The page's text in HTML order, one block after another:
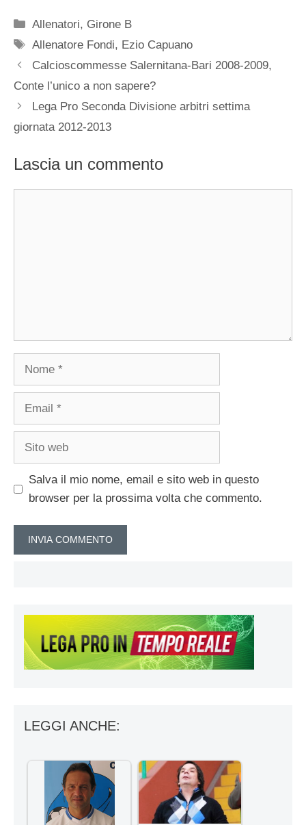
Categorie
Allenatori, Girone B
Tag
Allenatore Fondi, Ezio Capuano
Calcioscommesse Salernitana-Bari 2008-2009,
Conte l’unico a non sapere?
Lega Pro Seconda Divisione arbitri settima
giornata 2012-2013
Lascia un commento
Nome
Email
Sito
Salva il mio nome, email e sito web in questo
browser per la prossima volta che commento.
LEGGI ANCHE: